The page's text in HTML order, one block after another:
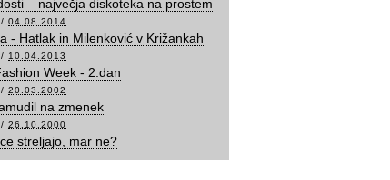
– največja diskoteka na prostem
/ 04.08.2014
- Hatlak in Milenković v Križankah
/ 10.04.2013
Week - 2.dan
/ 20.03.2002
na zmenek
/ 26.10.2000
streljajo, mar ne?